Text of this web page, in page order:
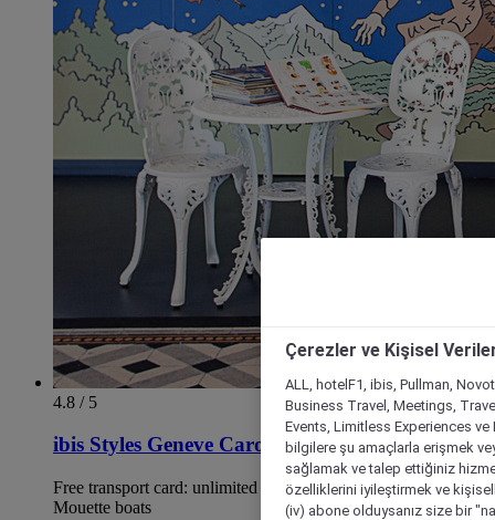
4.8 / 5
ibis Styles Geneve Carouge
Free transport card: unlimited access to trams, buses and
Mouette boats
Çerezler ve Kişisel
ALL, hotelF1, ibis, Pullman,
Business Travel, Meetings,
Events, Limitless Experiences
bilgilere şu amaçlarla erişmek
sağlamak ve talep ettiğiniz
özelliklerini iyileştirmek ve
(iv) abone olduysanız size bir